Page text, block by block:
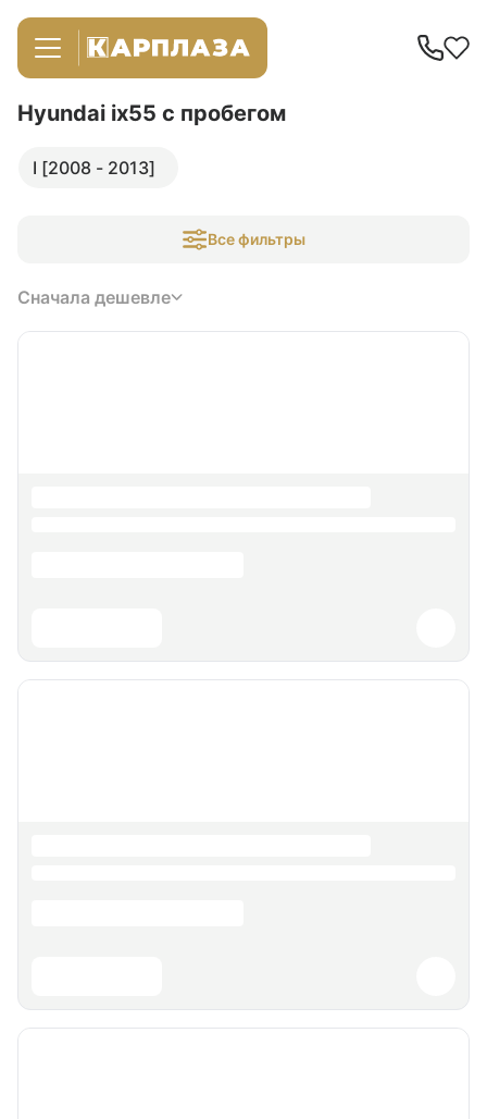
Hyundai ix55 с пробегом
I [2008 - 2013]
Все фильтры
Сначала дешевле